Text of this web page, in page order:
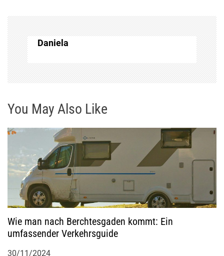
g
s
n
a
v
g
t
Daniela
You May Also Like
Wie man nach Berchtesgaden kommt: Ein
umfassender Verkehrsguide
30/11/2024